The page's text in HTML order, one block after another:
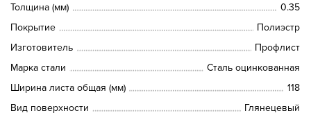
Толщина (мм)
0.35
Покрытие
Полиэстр
Изготовитель
Профлист
Марка стали
Сталь оцинкованная
Ширина листа общая (мм)
118
Вид поверхности
Глянецевый